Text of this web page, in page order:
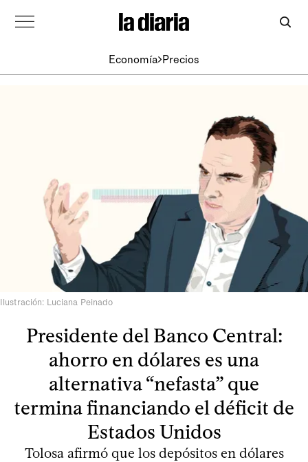
Economía Precios
Ilustración: Luciana Peinado
Presidente del Banco Central:
ahorro en dólares es una
alternativa “nefasta” que
termina financiando el déficit de
Estados Unidos
Tolosa afirmó que los depósitos en dólares